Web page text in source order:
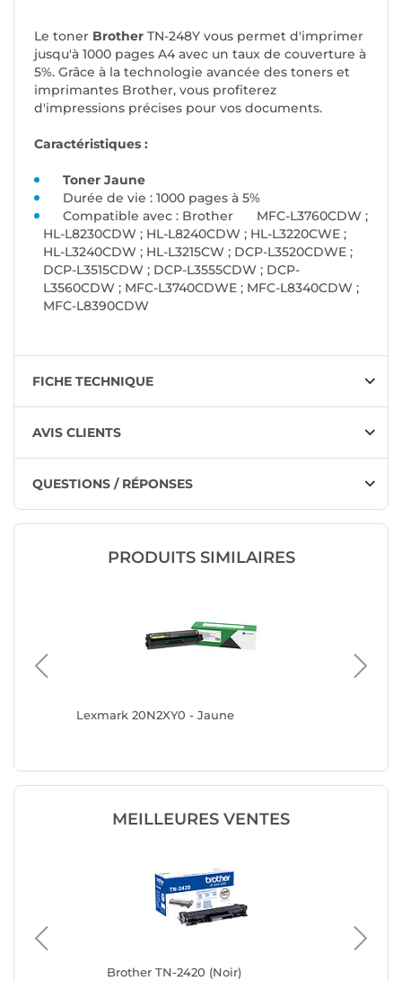
Le toner Brother TN-248Y vous permet d'imprimer
jusqu'à 1000 pages A4 avec un taux de couverture à
5%. Grâce à la technologie avancée des toners et
imprimantes Brother, vous profiterez
d'impressions précises pour vos documents.
Caractéristiques :
Toner Jaune
Durée de vie : 1000 pages à 5%
Compatible avec : Brother
MFC-L3760CDW ;
HL-L8230CDW ; HL-L8240CDW ; HL-L3220CWE ;
HL-L3240CDW ; HL-L3215CW ; DCP-L3520CDWE ;
DCP-L3515CDW ; DCP-L3555CDW ; DCP-
L3560CDW ; MFC-L3740CDWE ; MFC-L8340CDW ;
MFC-L8390CDW
FICHE TECHNIQUE
AVIS CLIENTS
QUESTIONS / RÉPONSES
PRODUITS SIMILAIRES
Lexmark 20N2XY0 - Jaune
MEILLEURES VENTES
Brother TN-2420 (Noir)